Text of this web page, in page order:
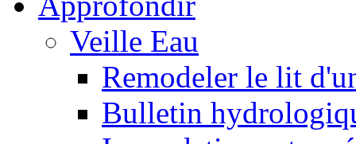
Veille Eau
Remodeler le lit
Bulletin